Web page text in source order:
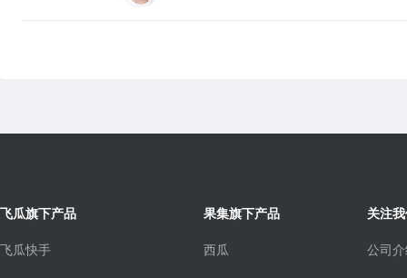
飞瓜旗下产品
飞瓜快手
果集旗下产品
西瓜
关注
公司